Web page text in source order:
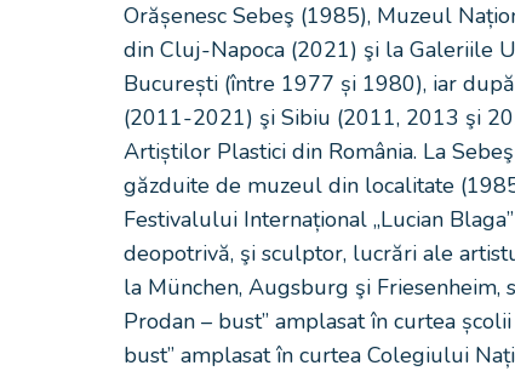
Orășenesc Sebeş (1985), Muzeul
din Cluj-Napoca (2021) şi la Galeriile
București (între 1977 și 1980), iar
(2011-2021) şi Sibiu (2011, 2013 şi
Artiștilor Plastici din România. La
găzduite de muzeul din localitate
Festivalului Internațional „Lucian
deopotrivă, şi sculptor, lucrări ale
la München, Augsburg şi Friesenheim,
Prodan – bust” amplasat în curtea
bust” amplasat în curtea Colegiului